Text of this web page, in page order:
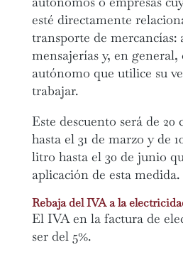
esté directamente
transporte de mercancías:
mensajerías y, en general,
autónomo que utilice su
trabajar.
Este descuento será de
hasta el 31 de marzo y de
litro hasta el 30 de junio
aplicación de esta medida.
Rebaja del IVA a la
El IVA en la factura de
ser del 5%.